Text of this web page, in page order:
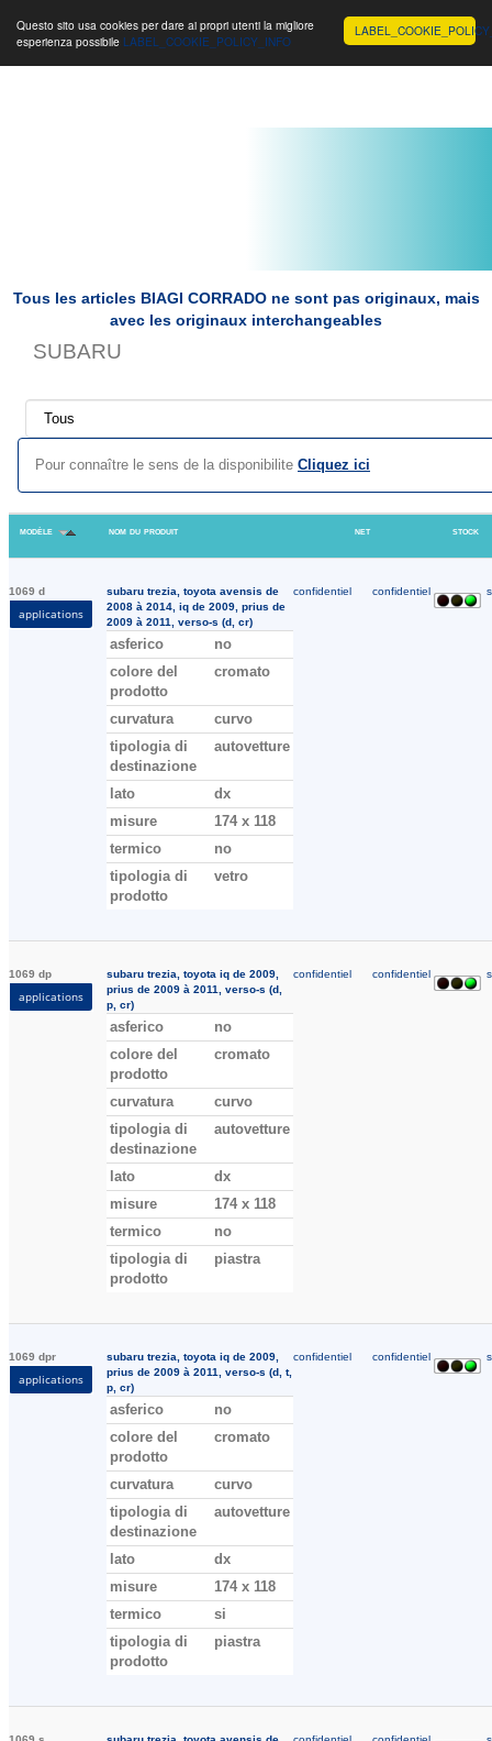
Questo sito usa cookies per dare ai propri utenti la migliore
esperienza possibile LABEL_COOKIE_POLICY_INFO
Toggle
navigation
Toggle
navigation
Toggle
Biagi Corrado s.r.l.
Tous les articles BIAGI CORRADO ne sont pas originaux, mais
avec les originaux interchangeables
SUBARU
Pour connaître le sens de la disponibilite Cliquez ici
modèle nom du produit net stock
1069 d
applications
subaru trezia, toyota avensis de
2008 à 2014, iq de 2009, prius de
2009 à 2011, verso-s (d, cr)
asferico
no
colore del
prodotto
cromato
curvatura
curvo
tipologia di
destinazione
autovetture
lato
dx
misure
174 x 118
termico
no
tipologia di
prodotto
vetro
confidentiel confidentiel
1069 dp
applications
subaru trezia, toyota iq de 2009,
prius de 2009 à 2011, verso-s (d,
p, cr)
asferico
no
colore del
prodotto
cromato
curvatura
curvo
tipologia di
destinazione
autovetture
lato
dx
misure
174 x 118
termico
no
tipologia di
prodotto
piastra
confidentiel confidentiel
1069 dpr
applications
subaru trezia, toyota iq de 2009,
prius de 2009 à 2011, verso-s (d, t,
p, cr)
asferico
no
colore del
prodotto
cromato
curvatura
curvo
tipologia di
destinazione
autovetture
lato
dx
misure
174 x 118
termico
si
tipologia di
prodotto
piastra
confidentiel confidentiel